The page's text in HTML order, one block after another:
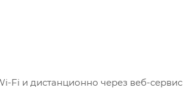
Fi и дистанционно через веб-сервис